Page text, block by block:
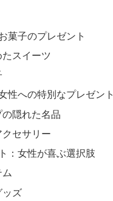
菓子のプレゼント
スイーツ
性への特別なプレゼント
隠れた名品
セサリー
：女性が喜ぶ選択肢
ッズ